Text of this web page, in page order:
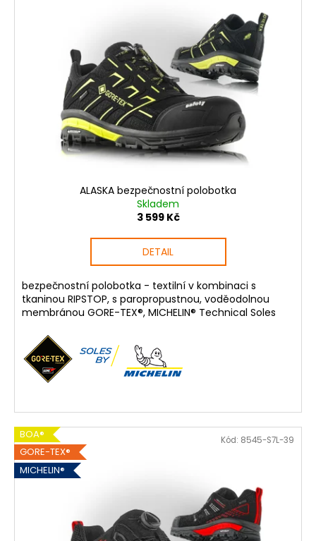
ALASKA bezpečnostní polobotka
Skladem
3 599 Kč
DETAIL
bezpečnostní polobotka - textilní v kombinaci s
tkaninou RIPSTOP, s paropropustnou, voděodolnou
membránou GORE-TEX®, MICHELIN® Technical Soles
BOA®
GORE-TEX®
MICHELIN®
Kód: 8545-S7L-39